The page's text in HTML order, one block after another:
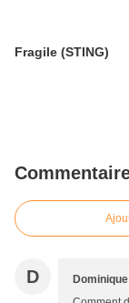
Fragile (STING)
D